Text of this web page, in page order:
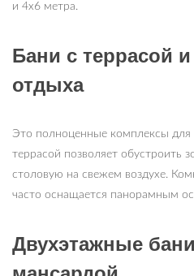
и 4х6 метра.
Бани с террасой
отдыха
Это полноценные комплексы для
террасой позволяет обустроить
столовую на свежем воздухе.
часто оснащается панорамным
Двухэтажные